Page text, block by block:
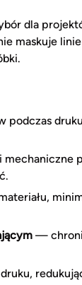
dla
maskuje
podczas
— chroni